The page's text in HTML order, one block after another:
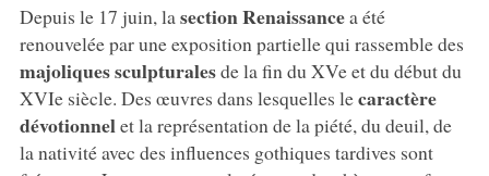
Depuis le 17 juin, la section Renaissancea été
renouvelée par une exposition partielle qui rassemble des
majoliques sculpturalesde la fin du XVe et du début du
XVIe siècle. Des œuvres dans lesquelles lecaractère
dévotionnelet la représentation de la piété, du deuil, de
la nativité avec des influences gothiques tardives sont